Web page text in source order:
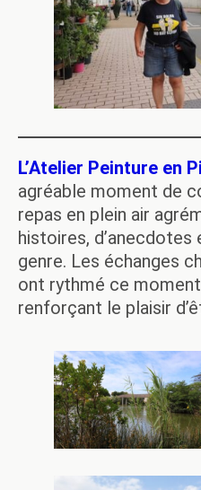
L’Atelier Peinture en
agréable moment de
repas en plein air
histoires,
genre. Les échanges
ont rythmé ce
renforçant le plaisir